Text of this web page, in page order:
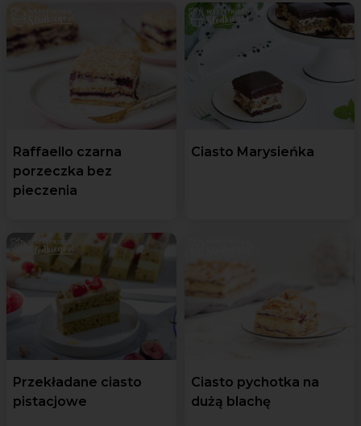
Raffaello czarna
porzeczka bez
pieczenia
Ciasto Marysieńka
Przekładane ciasto
pistacjowe
Ciasto pychotka na
dużą blachę